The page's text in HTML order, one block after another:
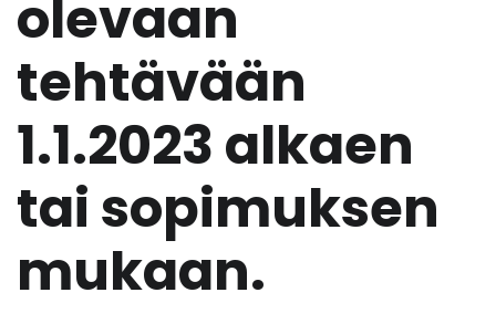
olevaan
tehtävään
1.1.2023 alkaen
tai sopimuksen
mukaan.